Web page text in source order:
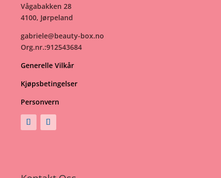
Vågabakken 28
4100, Jørpeland
gabriele@beauty-box.no
Org.nr.:912543684
Generelle Vilkår
Kjøpsbetingelser
Personvern